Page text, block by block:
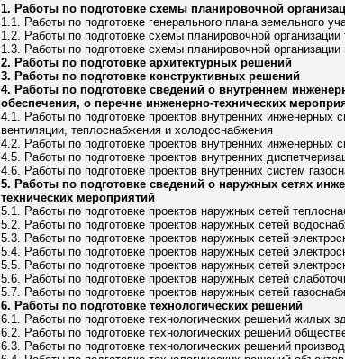
1. Работы по подготовке схемы планировочной
1.1. Работы по подготовке генерального плана земельного
1.2. Работы по подготовке схемы планировочной организации
1.3. Работы по подготовке схемы планировочной
2. Работы по подготовке архитектурных решений
3. Работы по подготовке конструктивных решений
4. Работы по подготовке сведений о внутреннем
обеспечения, о перечне инженерно-технических
4.1. Работы по подготовке проектов внутренних инженерных
вентиляции, теплоснабжения и холодоснабжения
4.2. Работы по подготовке проектов внутренних инженерных
4.5. Работы по подготовке проектов внутренних
4.6. Работы по подготовке проектов внутренних систем
5. Работы по подготовке сведений о наружных сетях
технических мероприятий
5.1. Работы по подготовке проектов наружных сетей
5.2. Работы по подготовке проектов наружных сетей
5.3. Работы по подготовке проектов наружных сетей
5.4. Работы по подготовке проектов наружных сетей
5.5. Работы по подготовке проектов наружных сетей
5.6. Работы по подготовке проектов наружных сетей
5.7. Работы по подготовке проектов наружных сетей
6. Работы по подготовке технологических решений
6.1. Работы по подготовке технологических решений жилых
6.2. Работы по подготовке технологических решений
6.3. Работы по подготовке технологических решений